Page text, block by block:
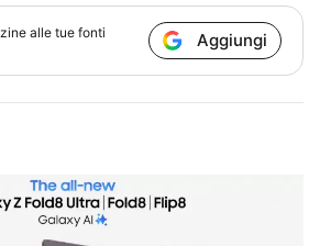
alle tue fonti
Aggiungi